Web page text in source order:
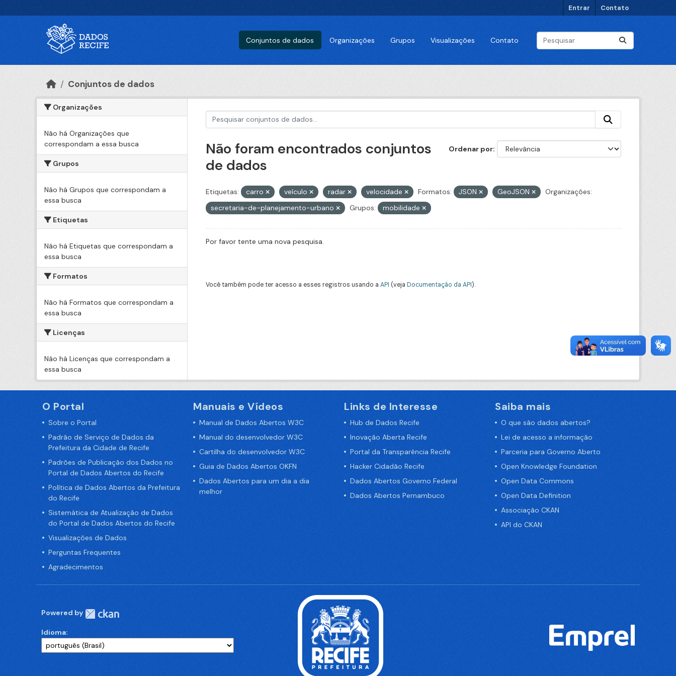
Entrar Contato
Conjuntos de dados Organizações Grupos Visualizações Contato
Conjuntos de dados
Organizações
Não há Organizações que
correspondam a essa busca
Grupos
Não há Grupos que correspondam a
essa busca
Etiquetas
Não há Etiquetas que correspondam a
essa busca
Formatos
Não há Formatos que correspondam a
essa busca
Licenças
Não há Licenças que correspondam a
essa busca
Ordenar por
Não foram encontrados conjuntos
de dados
Etiquetas: carro veículo radar velocidade Formatos: JSON GeoJSON
Organizações:
secretaria-de-planejamento-urbano
Grupos: mobilidade
Por favor tente uma nova pesquisa.
Você também pode ter acesso a esses registros usando a API (veja Documentação da API).
O Portal
Sobre o Portal
Padrão de Serviço de Dados da
Prefeitura da Cidade de Recife
Padrões de Publicação dos Dados no
Portal de Dados Abertos do Recife
Política de Dados Abertos da Prefeitura
do Recife
Sistemática de Atualização de Dados
do Portal de Dados Abertos do Recife
Visualizações de Dados
Perguntas Frequentes
Agradecimentos
Manuais e Vídeos
Manual de Dados Abertos W3C
Manual do desenvolvedor W3C
Cartilha do desenvolvedor W3C
Guia de Dados Abertos OKFN
Dados Abertos para um dia a dia
melhor
Links de Interesse
Hub de Dados Recife
Inovação Aberta Recife
Portal da Transparência Recife
Hacker Cidadão Recife
Dados Abertos Governo Federal
Dados Abertos Pernambuco
Saiba mais
O que são dados abertos?
Lei de acesso a informação
Parceria para Governo Aberto
Open Knowledge Foundation
Open Data Commons
Open Data Definition
Associação CKAN
API do CKAN
Powered by
Idioma